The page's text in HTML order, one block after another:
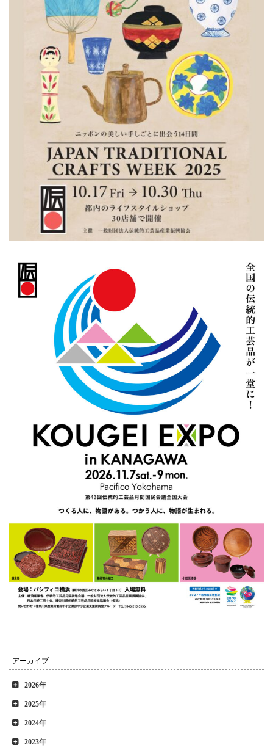
アーカイブ
2026年
2025年
2024年
2023年